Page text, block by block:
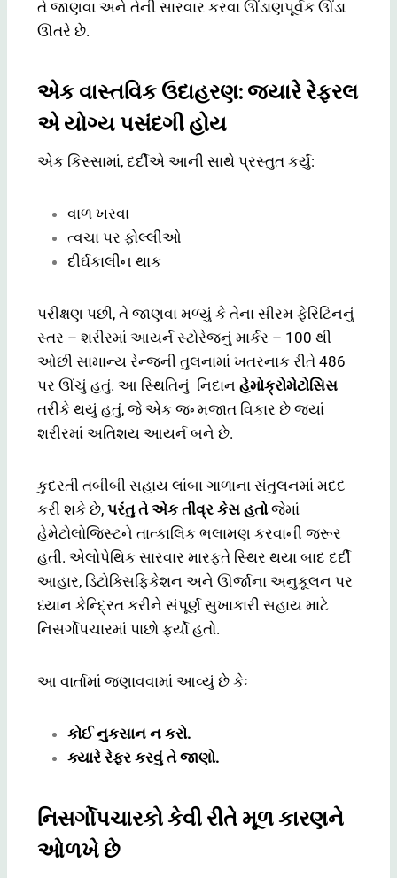
તે જાણવા અને તેની સારવાર કરવા ઊંડાણપૂર્વક ઊંડા
ઊતરે છે.
એક વાસ્તવિક ઉદાહરણ: જ્યારે રેફરલ
એ યોગ્ય પસંદગી હોય
એક કિસ્સામાં, દર્દીએ આની સાથે પ્રસ્તુત કર્યું:
વાળ ખરવા
ત્વચા પર ફોલ્લીઓ
દીર્ઘકાલીન થાક
પરીક્ષણ પછી, તે જાણવા મળ્યું કે તેના સીરમ ફેરિટિનનું
સ્તર – શરીરમાં આયર્ન સ્ટોરેજનું માર્કર – 100 થી
ઓછી સામાન્ય રેન્જની તુલનામાં ખતરનાક રીતે 486
પર ઊંચું હતું. આ સ્થિતિનું નિદાન હેમોક્રોમેટોસિસ
તરીકે થયું હતું, જે એક જન્મજાત વિકાર છે જ્યાં
શરીરમાં અતિશય આયર્ન બને છે.
કુદરતી તબીબી સહાય લાંબા ગાળાના સંતુલનમાં મદદ
કરી શકે છે, પરંતુ તે એક તીવ્ર કેસ હતોજેમાં
હેમેટોલોજિસ્ટને તાત્કાલિક ભલામણ કરવાની જરૂર
હતી. એલોપેથિક સારવાર મારફતે સ્થિર થયા બાદ દર્દી
આહાર, ડિટોક્સિફિકેશન અને ઊર્જાના અનુકૂલન પર
ધ્યાન કેન્દ્રિત કરીને સંપૂર્ણ સુખાકારી સહાય માટે
નિસર્ગોપચારમાં પાછો ફર્યો હતો.
આ વાર્તામાં જણાવવામાં આવ્યું છે કેઃ
કોઈ નુકસાન ન કરો.
ક્યારે રેફર કરવું તે જાણો.
નિસર્ગોપચારકો કેવી રીતે મૂળ કારણને
ઓળખે છે